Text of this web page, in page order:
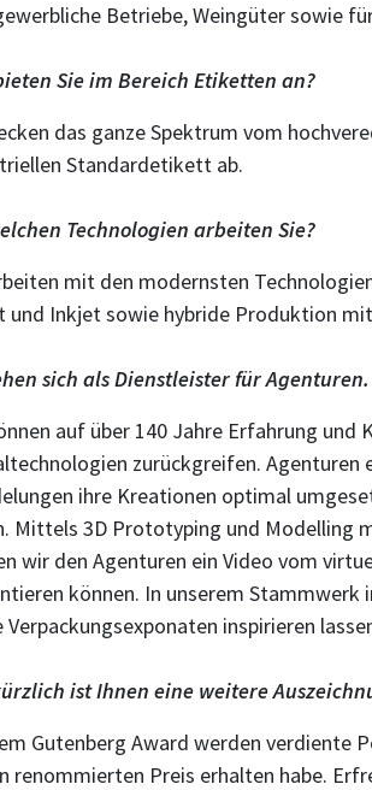
Betriebe, Weingüter sowie
Sie im Bereich Etiketten an?
das ganze Spektrum vom
Standardetikett ab.
Technologien arbeiten Sie?
mit den modernsten
und Inkjet sowie hybride Produktion
sich als Dienstleister für
auf über 140 Jahre Erfahrung
zurückgreifen.
ihre Kreationen optimal
Mittels 3D Prototyping und Modelling
wir den Agenturen ein Video vom
können. In unserem
Verpackungsexponaten inspirieren
ist Ihnen eine weitere
Gutenberg Award werden verdiente
renommierten Preis erhalten habe.